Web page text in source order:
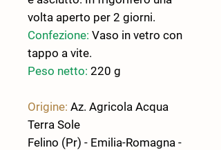
volta aperto per 2 giorni.
Confezione: Vaso in vetro con
tappo a vite.
Peso netto: 220 g
Origine: Az. Agricola Acqua
Terra Sole
Felino (Pr) - Emilia-Romagna -